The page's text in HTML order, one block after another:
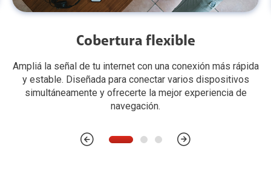
Cobertura flexible
Ampliá la señal de tu internet con una conexión más rápida
y estable. Diseñada para conectar varios dispositivos
simultáneamente y ofrecerte la mejor experiencia de
navegación.